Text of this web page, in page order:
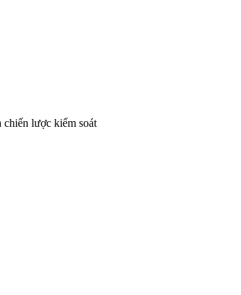
chiến lược kiểm soát